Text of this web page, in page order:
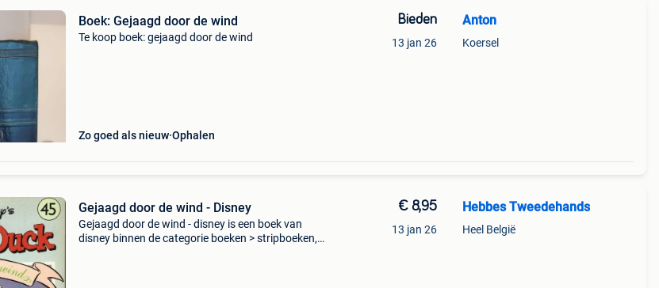
Boek: Gejaagd door de wind
Te koop boek: gejaagd door de wind
Zo goed als nieuw Ophalen
Bieden
13 jan 26
Anton
Koersel
Gejaagd door de wind - Disney
Gejaagd door de wind - disney is een boek van
disney binnen de categorie boeken > stripboeken,
€ 8,95
13 jan 26
Hebbes Tweedehands
Heel België